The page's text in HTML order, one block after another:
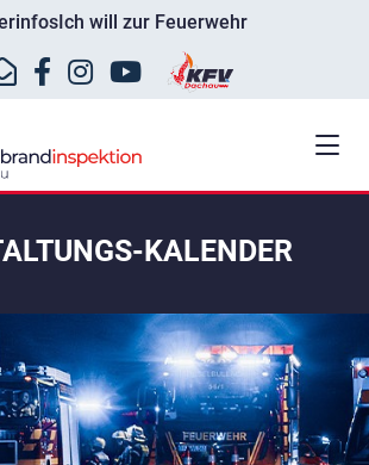
Ich will zur Feuerwehr
KALENDER